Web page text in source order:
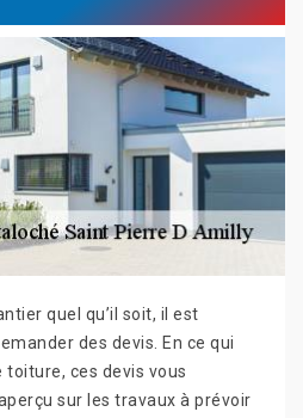
quel qu’il soit, il est
des devis. En ce qui
ces devis vous
sur les travaux à prévoir